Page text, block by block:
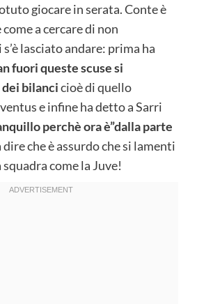
giocare in serata. Conte è
a cercare di non
lasciato andare: prima ha
fuori queste scuse si
bilancicioè di quello
e infine ha detto a Sarri
perchè ora è”dalla parte
dire che è assurdo che si lamenti
come la Juve!